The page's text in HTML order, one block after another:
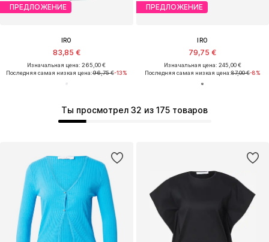
Ты просмотрел 32 из 175 товаров
ПРЕДЛОЖЕНИЕ
IRO
83,85 €
Изначальная цена: 265,00 €
Последняя самая низкая цена:96,75 €-13%
ПРЕДЛОЖЕНИЕ
IRO
79,75 €
Изначальная цена: 245,00 €
Последняя самая низкая цена:87,00 €-8%